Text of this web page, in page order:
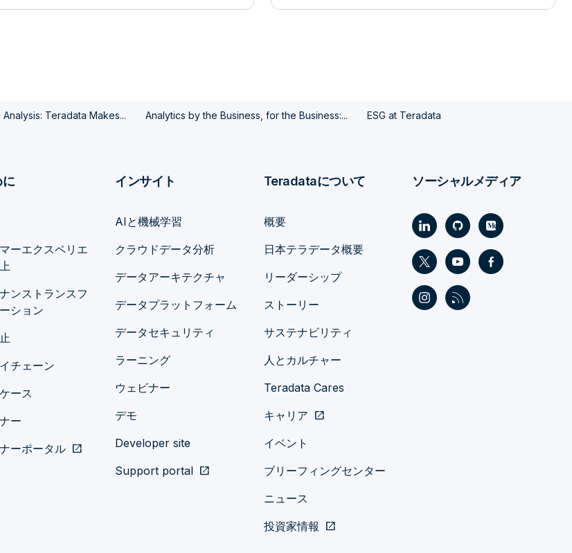
Teradata Makes... Analytics by the Business, for the Business:... ESG at Teradata
に
ーエクスペリエ
ンストランスフ
ション
チェーン
ース
ー
ーポータル open_in_new
インサイト
AIと機械学習
クラウドデータ分析
データアーキテクチャ
データプラットフォーム
データセキュリティ
ラーニング
ウェビナー
デモ
Developer site
Support portal open_in_new
Teradataについて
概要
日本テラデータ概要
リーダーシップ
ストーリー
サステナビリティ
人とカルチャー
Teradata Cares
キャリア open_in_new
イベント
ブリーフィングセンター
ニュース
投資家情報 open_in_new
ソーシャルメディア